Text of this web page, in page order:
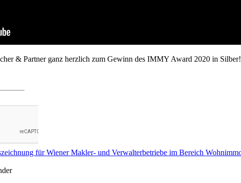
& Partner ganz herzlich zum Gewinn des IMMY Award 2020 in Silber!